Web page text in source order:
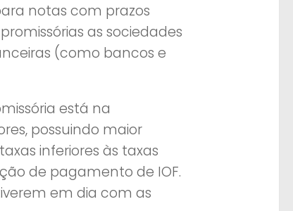
notas com prazos
as sociedades
(como bancos e
está na
possuindo maior
inferiores às taxas
de pagamento de IOF.
em dia com as